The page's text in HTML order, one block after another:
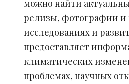
можно найти
релизы, фотографии и
исследованиях и
предоставляет
климатических
проблемах, научных